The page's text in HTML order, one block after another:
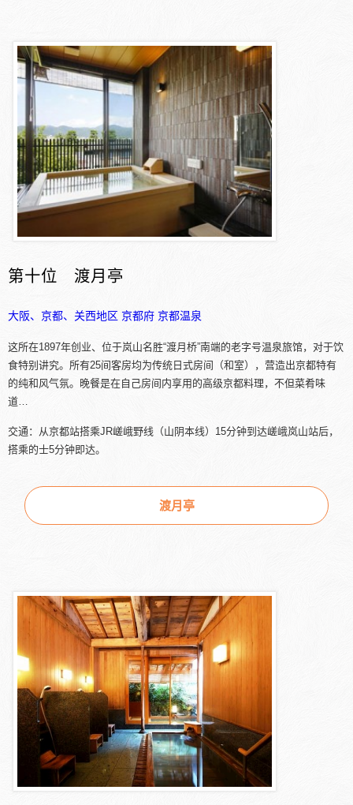
第十位 渡月亭
大阪、京都、关西地区 京都府 京都温泉
这所在1897年创业、位于岚山名胜“渡月桥”南端的老字号温泉旅馆，对于饮
食特别讲究。所有25间客房均为传统日式房间（和室），营造出京都特有
的纯和风气氛。晚餐是在自己房间内享用的高级京都料理，不但菜肴味
道…
交通：从京都站搭乘JR嵯峨野线（山阴本线）15分钟到达嵯峨岚山站后，
搭乘的士5分钟即达。
渡月亭